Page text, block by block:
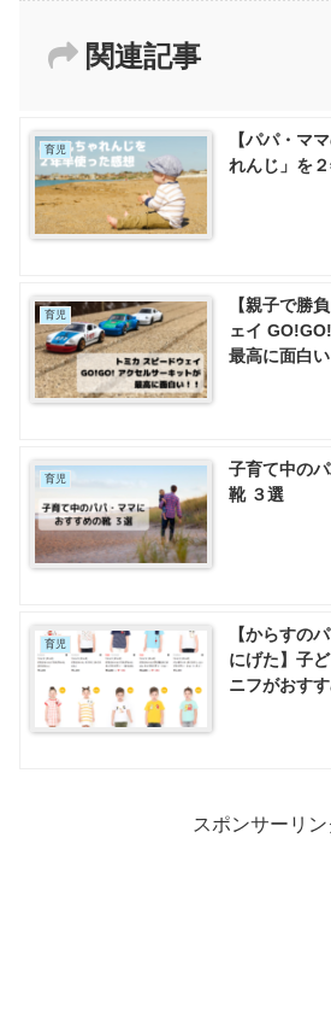
関連記事
育児
【パパ・マ
れんじ」を
育児
【親子で勝
ェイ
最高に面白い
育児
子育て中の
靴 ３選
育児
【からすの
にげた】子
ニフがおすす
スポンサーリン